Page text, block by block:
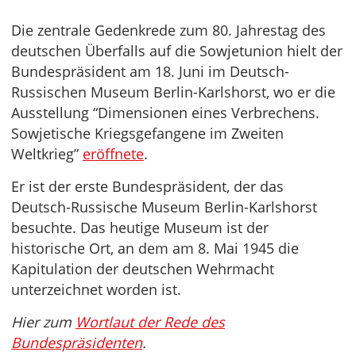
Die zentrale Gedenkrede zum 80. Jahrestag des
deutschen Überfalls auf die Sowjetunion hielt der
Bundespräsident am 18. Juni im Deutsch-
Russischen Museum Berlin-Karlshorst, wo er die
Ausstellung “Dimensionen eines Verbrechens.
Sowjetische Kriegsgefangene im Zweiten
Weltkrieg” eröffnete.
Er ist der erste Bundespräsident, der das
Deutsch-Russische Museum Berlin-Karlshorst
besuchte. Das heutige Museum ist der
historische Ort, an dem am 8. Mai 1945 die
Kapitulation der deutschen Wehrmacht
unterzeichnet worden ist.
Hier zum Wortlaut der Rede des
Bundespräsidenten.